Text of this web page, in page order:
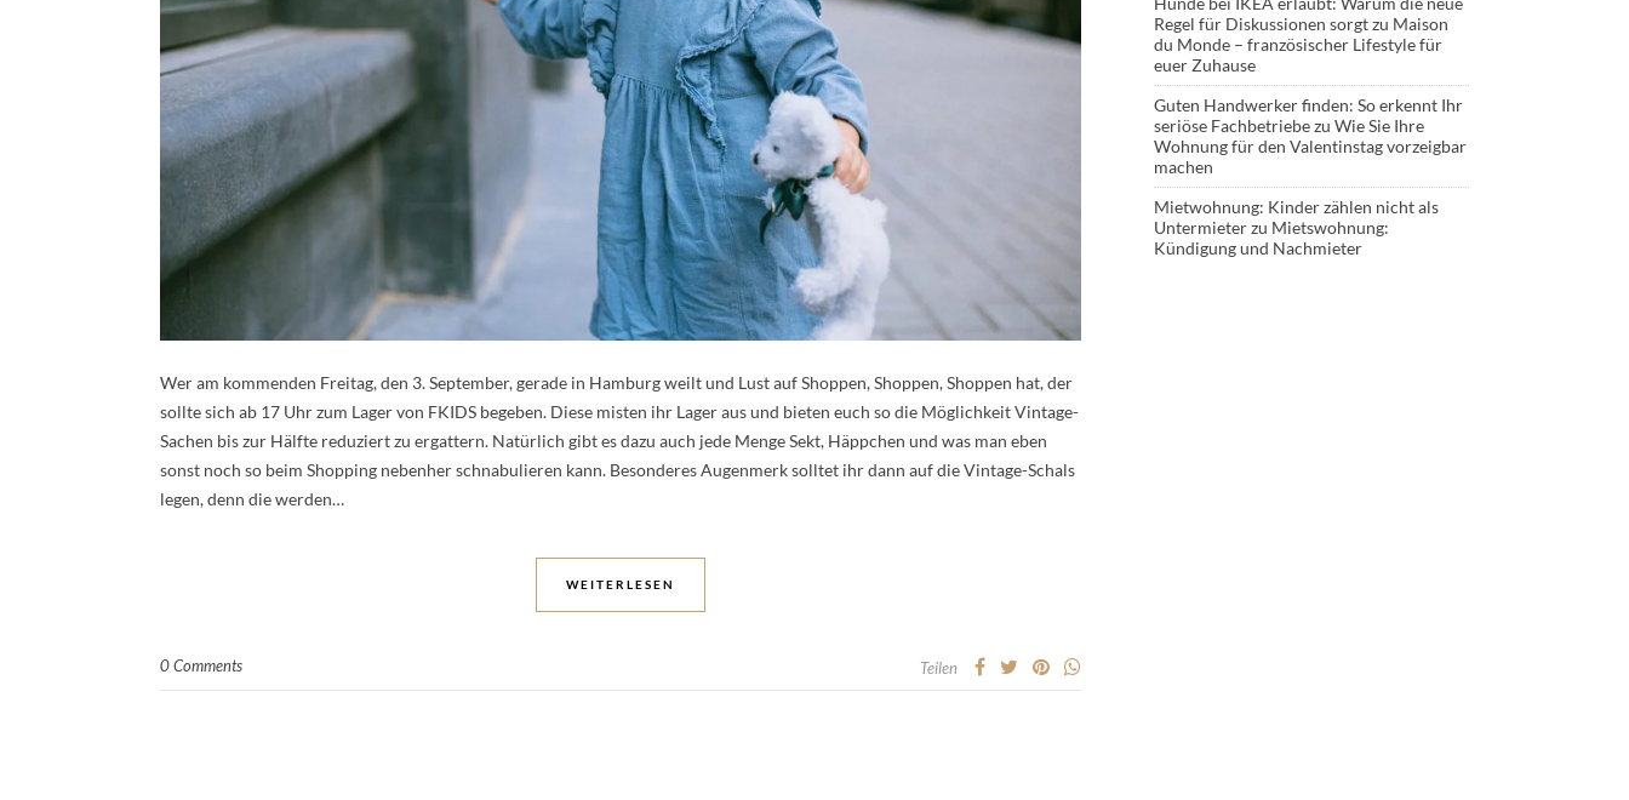
Wer am kommenden Freitag, den 3. September, gerade in Hamburg weilt und Lust auf Shoppen, Shoppen, Shoppen hat, der
sollte sich ab 17 Uhr zum Lager von FKIDS begeben. Diese misten ihr Lager aus und bieten euch so die Möglichkeit Vintage-
Sachen bis zur Hälfte reduziert zu ergattern. Natürlich gibt es dazu auch jede Menge Sekt, Häppchen und was man eben
sonst noch so beim Shopping nebenher schnabulieren kann. Besonderes Augenmerk solltet ihr dann auf die Vintage-Schals
legen, denn die werden…
WEITERLESEN
0 Comments Teilen
Regel für Diskussionen sorgtzu Maison
du Monde – französischer Lifestyle für
euer Zuhause
Guten Handwerker finden: So erkennt Ihr
seriöse Fachbetriebezu Wie Sie Ihre
Wohnung für den Valentinstag vorzeigbar
machen
Mietwohnung: Kinder zählen nicht als
Untermieterzu Mietswohnung:
Kündigung und Nachmieter